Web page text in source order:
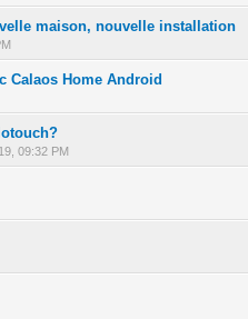
maison, nouvelle installation
in Average
45
Calaos Home Android
in Average
45
09:32 PM
Average
45
Average
Average
Average